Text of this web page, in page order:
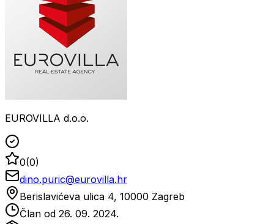
EUROVILLA d.o.o.
0(0)
dino.puric@eurovilla.hr
Berislavićeva ulica 4, 10000 Zagreb
Član od 26. 09. 2024.